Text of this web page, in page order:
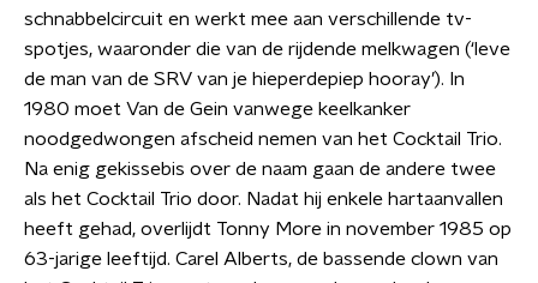
schnabbelcircuit en werkt mee aan verschillende tv-
spotjes, waaronder die van de rijdende melkwagen (‘leve
de man van de SRV van je hieperdepiep hooray’). In
1980 moet Van de Gein vanwege keelkanker
noodgedwongen afscheid nemen van het Cocktail Trio.
Na enig gekissebis over de naam gaan de andere twee
als het Cocktail Trio door. Nadat hij enkele hartaanvallen
heeft gehad, overlijdt Tonny More in november 1985 op
63-jarige leeftijd. Carel Alberts, de bassende clown van